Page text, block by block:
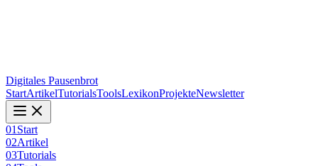
Digitales Pausenbrot
StartArtikelTutorialsToolsLexikonProjekteNewsletter
01 Start
02Artikel
03Tutorials